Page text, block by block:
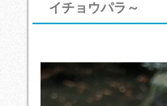
イチョウパラ～